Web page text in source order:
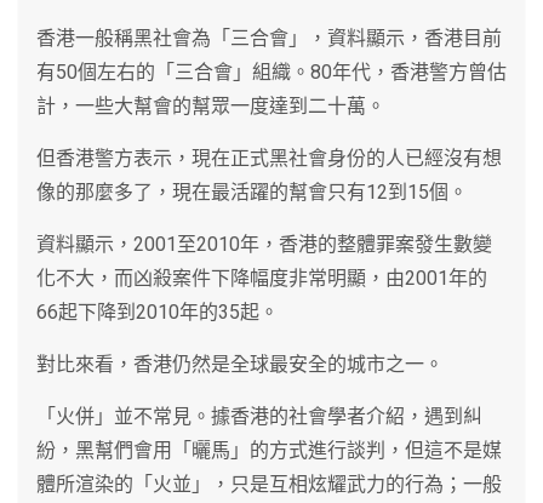
香港一般稱黑社會為「三合會」，資料顯示，香港目前
有50個左右的「三合會」組織。80年代，香港警方曾估
計，一些大幫會的幫眾一度達到二十萬。
但香港警方表示，現在正式黑社會身份的人已經沒有想
像的那麼多了，現在最活躍的幫會只有12到15個。
資料顯示，2001至2010年，香港的整體罪案發生數變
化不大，而凶殺案件下降幅度非常明顯，由2001年的
66起下降到2010年的35起。
對比來看，香港仍然是全球最安全的城市之一。
「火併」並不常見。據香港的社會學者介紹，遇到糾
紛，黑幫們會用「曬馬」的方式進行談判，但這不是媒
體所渲染的「火並」，只是互相炫耀武力的行為；一般